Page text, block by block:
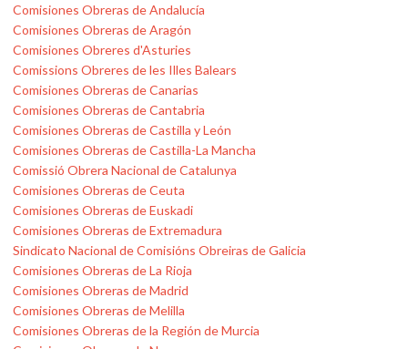
Comisiones Obreras de Andalucía
Comisiones Obreras de Aragón
Comisiones Obreres d'Asturies
Comissions Obreres de les Illes Balears
Comisiones Obreras de Canarias
Comisiones Obreras de Cantabria
Comisiones Obreras de Castilla y León
Comisiones Obreras de Castilla-La Mancha
Comissió Obrera Nacional de Catalunya
Comisiones Obreras de Ceuta
Comisiones Obreras de Euskadi
Comisiones Obreras de Extremadura
Sindicato Nacional de Comisións Obreiras de Galicia
Comisiones Obreras de La Rioja
Comisiones Obreras de Madrid
Comisiones Obreras de Melilla
Comisiones Obreras de la Región de Murcia